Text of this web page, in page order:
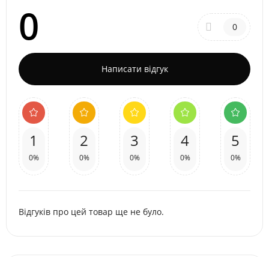
0 0
Написати відгук
1
0%
2
0%
3
0%
4
0%
5
0%
Відгуків про цей товар ще не було.